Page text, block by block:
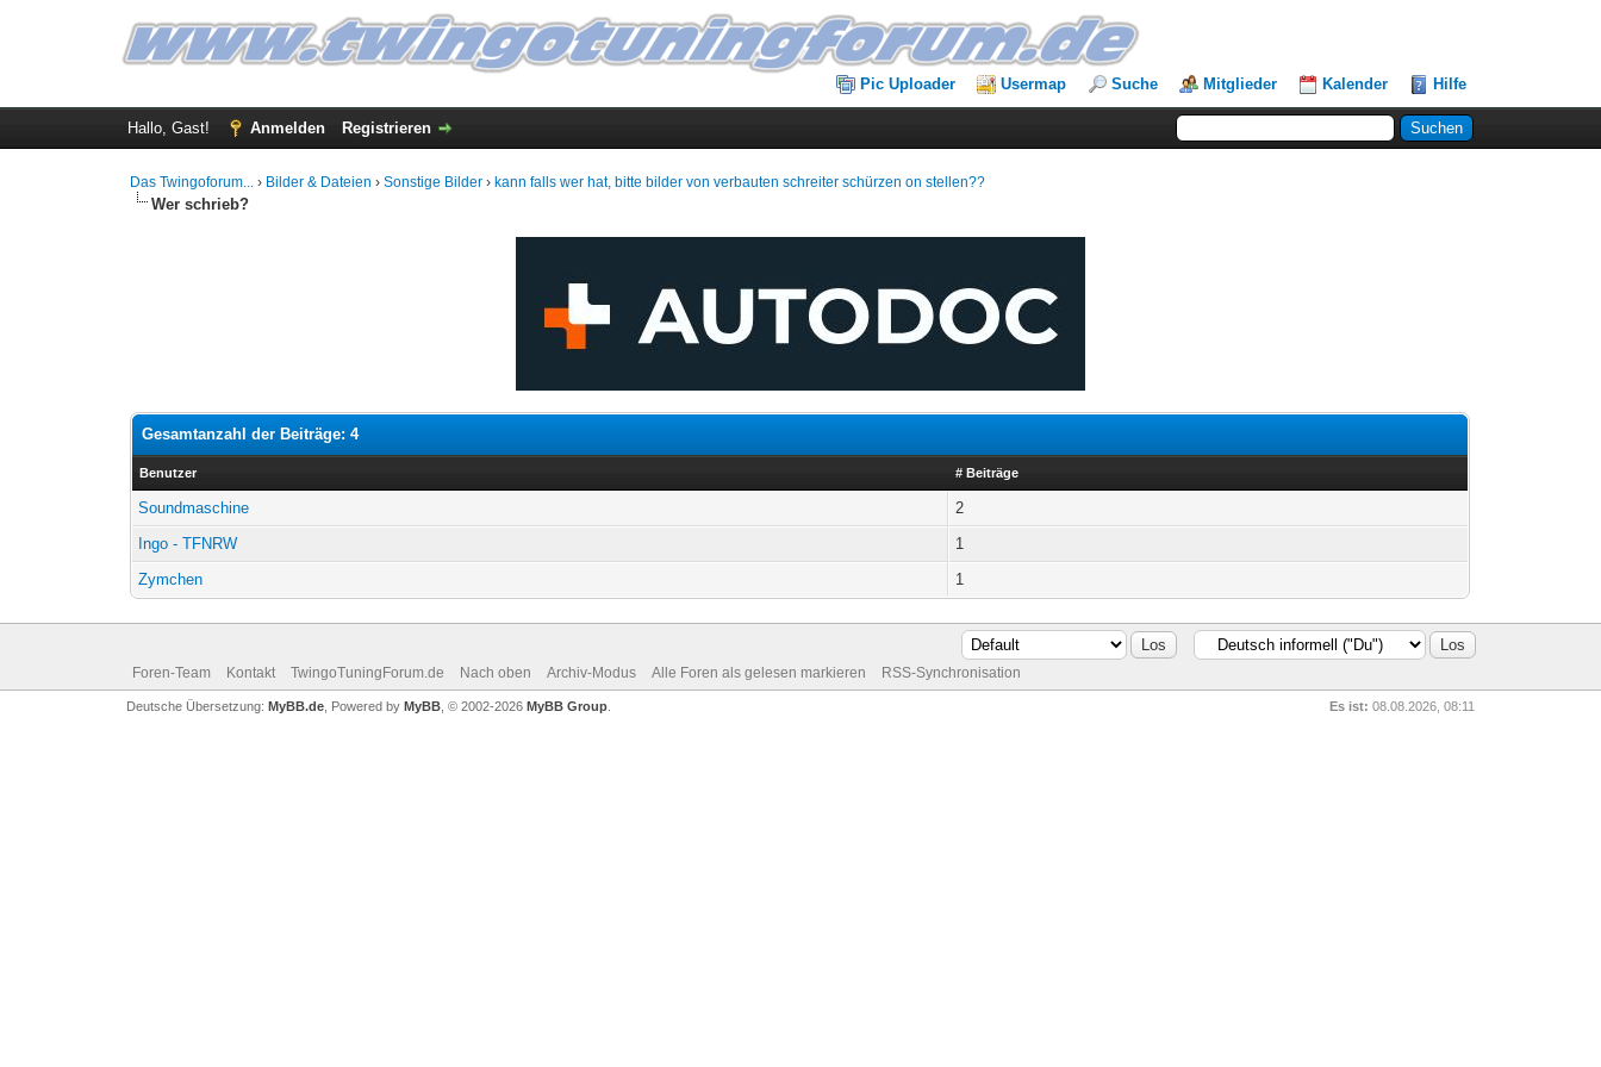
Pic Uploader Usermap Suche Mitglieder Kalender Hilfe
Hallo, Gast! Anmelden Registrieren
Das Twingoforum... › Bilder & Dateien ›Sonstige Bilder › kann falls wer hat, bitte bilder von verbauten schreiter schürzen on stellen??
Wer schrieb?
Gesamtanzahl der Beiträge: 4
Benutzer # Beiträge
Soundmaschine
2
Ingo - TFNRW
1
Zymchen
1
Foren-Team Kontakt TwingoTuningForum.de Nach oben Archiv-Modus Alle Foren als gelesen markieren RSS-Synchronisation
Es ist: 08.08.2026, 08:11
Deutsche Übersetzung: MyBB.de, Powered by MyBB, © 2002-2026 MyBB Group.